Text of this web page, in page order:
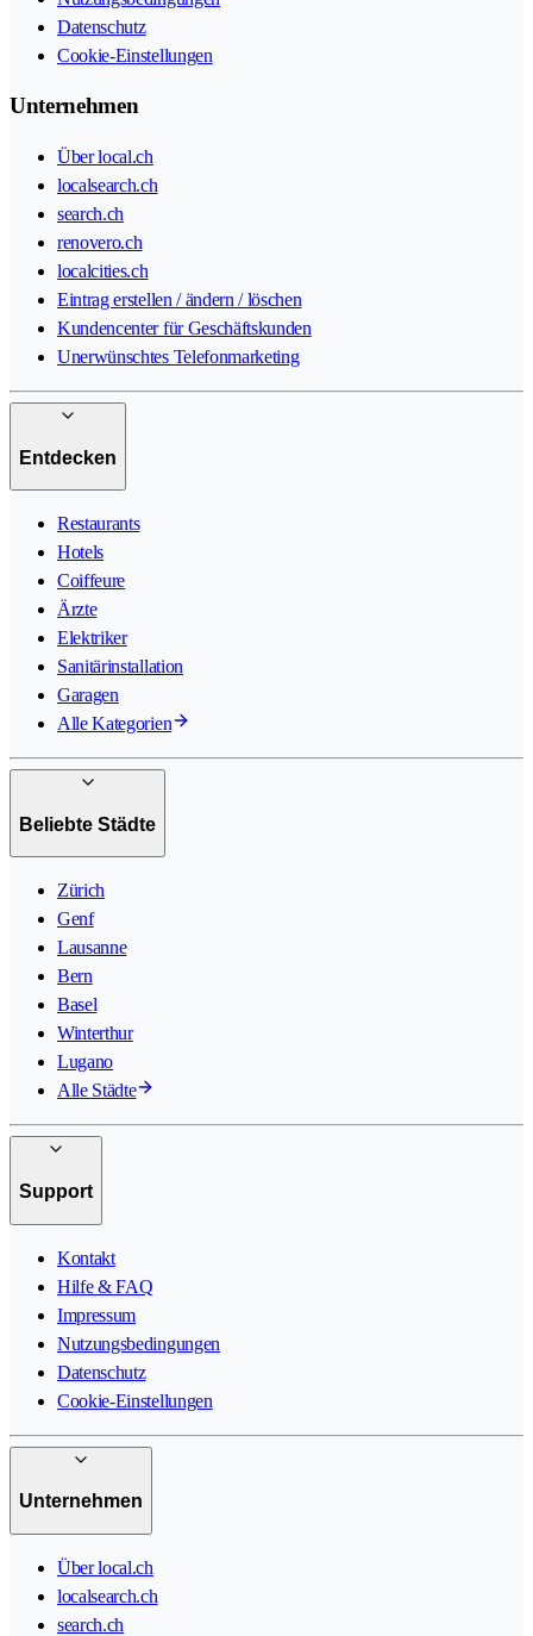
Datenschutz
Cookie-Einstellungen
Unternehmen
Über local.ch
localsearch.ch
search.ch
renovero.ch
localcities.ch
Eintrag erstellen / ändern / löschen
Kundencenter für Geschäftskunden
Unerwünschtes Telefonmarketing
Entdecken
Restaurants
Hotels
Coiffeure
Ärzte
Elektriker
Sanitärinstallation
Garagen
Alle Kategorien
Beliebte Städte
Zürich
Genf
Lausanne
Bern
Basel
Winterthur
Lugano
Alle Städte
Support
Kontakt
Hilfe & FAQ
Impressum
Nutzungsbedingungen
Datenschutz
Cookie-Einstellungen
Unternehmen
Über local.ch
localsearch.ch
search.ch